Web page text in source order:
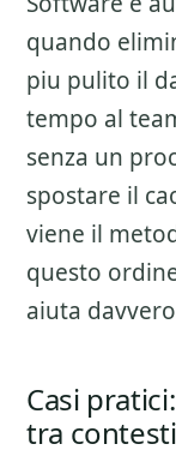
quando
piu pulito il
tempo al
senza un
spostare il
viene il
questo
aiuta
Casi
tra